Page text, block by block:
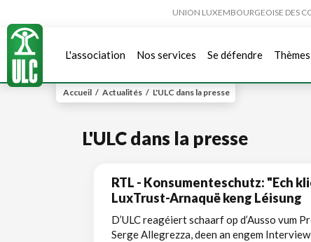
UNION LUXEMBOURGEOISE DES
L'association Nos services Se défendre Thèmes
Accueil / Actualités / L'ULC dans la presse
L'ULC dans la presse
RTL - Konsumenteschutz: "Ech
LuxTrust-Arnaquë keng Léisung
D’ULC reagéiert schaarf op d’Ausso vum
Serge Allegrezza, deen an engem